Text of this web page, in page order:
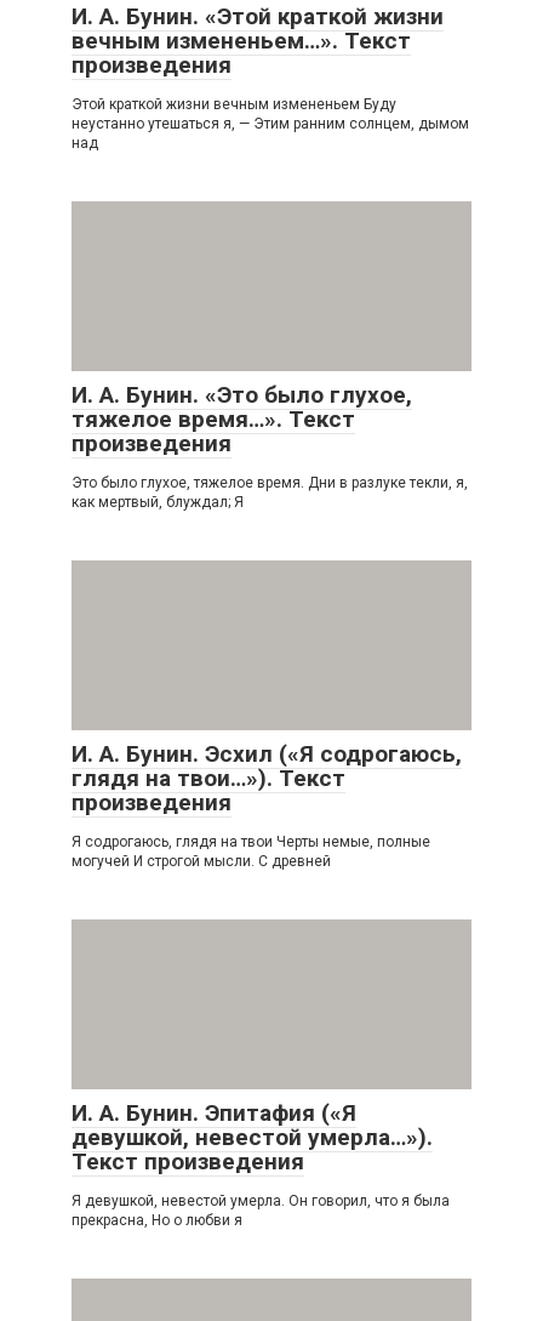
И. А. Бунин. «Этой краткой жизни
вечным измененьем…». Текст
произведения
Этой краткой жизни вечным измененьем Буду
неустанно утешаться я, — Этим ранним солнцем, дымом
над
И. А. Бунин. «Это было глухое,
тяжелое время…». Текст
произведения
Это было глухое, тяжелое время. Дни в разлуке текли, я,
как мертвый, блуждал; Я
И. А. Бунин. Эсхил («Я содрогаюсь,
глядя на твои…»). Текст
произведения
Я содрогаюсь, глядя на твои Черты немые, полные
могучей И строгой мысли. С древней
И. А. Бунин. Эпитафия («Я
девушкой, невестой умерла…»).
Текст произведения
Я девушкой, невестой умерла. Он говорил, что я была
прекрасна, Но о любви я